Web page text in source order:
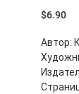
$6.90
Автор: